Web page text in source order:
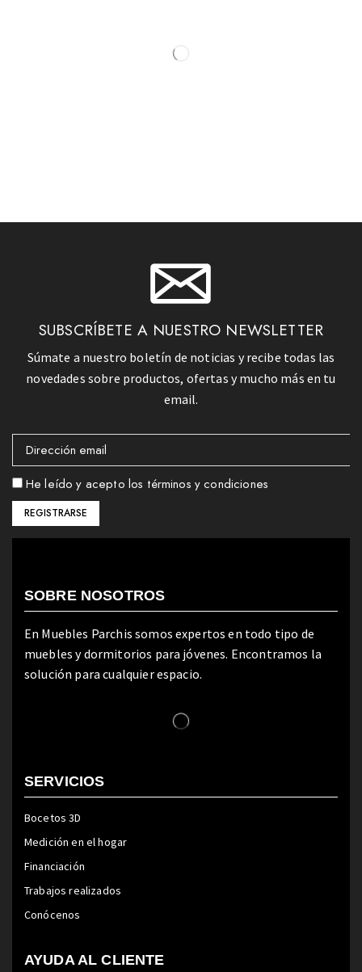
SUBSCRÍBETE A NUESTRO NEWSLETTER
Súmate a nuestro boletín de noticias y recibe todas las
novedades sobre productos, ofertas y mucho más en tu
email.
He leído y acepto los términos y condiciones
SOBRE NOSOTROS
En Muebles Parchis somos expertos en todo tipo de
muebles y dormitorios para jóvenes. Encontramos la
solución para cualquier espacio.
SERVICIOS
Bocetos 3D
Medición en el hogar
Financiación
Trabajos realizados
Conócenos
AYUDA AL CLIENTE